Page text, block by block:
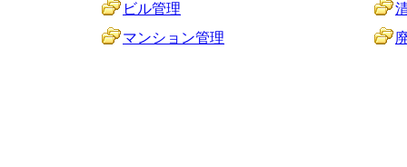
ビル管理
マンション管理